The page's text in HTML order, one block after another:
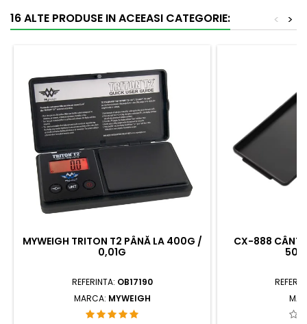
16 ALTE PRODUSE IN ACEEASI CATEGORIE: >
<
MYWEIGH TRITON T2 PÂNĂ LA 400G /
0,01G
REFERINTA: OB17190
MARCA: MYWEIGH
CX-888